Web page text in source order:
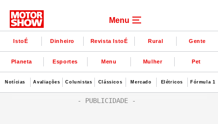
Menu
IstoÉ Dinheiro Revista IstoÉ Rural Gente
Planeta Esportes Menu Mulher Pet
Notícias Avaliações Colunistas Clássicos Mercado Elétricos Fórmula 1